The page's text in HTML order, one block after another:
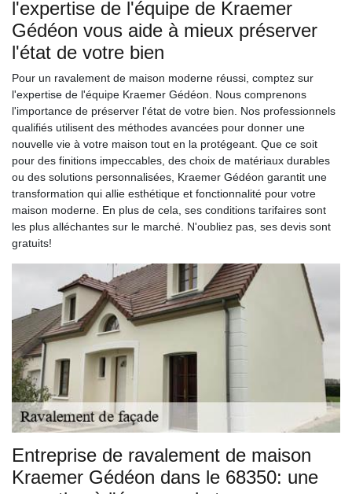
l'expertise de l'équipe de Kraemer
Gédéon vous aide à mieux préserver
l'état de votre bien
Pour un ravalement de maison moderne réussi, comptez sur
l'expertise de l'équipe Kraemer Gédéon. Nous comprenons
l'importance de préserver l'état de votre bien. Nos professionnels
qualifiés utilisent des méthodes avancées pour donner une
nouvelle vie à votre maison tout en la protégeant. Que ce soit
pour des finitions impeccables, des choix de matériaux durables
ou des solutions personnalisées, Kraemer Gédéon garantit une
transformation qui allie esthétique et fonctionnalité pour votre
maison moderne. En plus de cela, ses conditions tarifaires sont
les plus alléchantes sur le marché. N'oubliez pas, ses devis sont
gratuits!
Entreprise de ravalement de maison
Kraemer Gédéon dans le 68350: une